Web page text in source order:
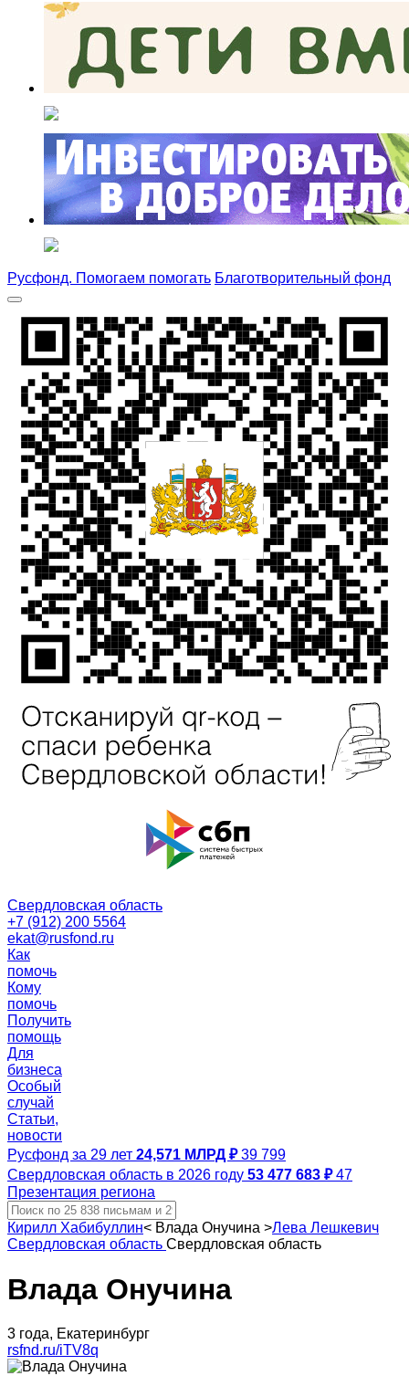
Русфонд. Помогаем помогать Благотворительный фонд
Свердловская область
+7 (912) 200 5564
ekat@rusfond.ru
Как
помочь
Кому
помочь
Получить
помощь
Для
бизнеса
Особый
случай
Статьи,
новости
Русфонд за 29 лет 24,571 МЛРД ₽ 39 799
Свердловская область в 2026 году 53 477 683 ₽ 47
Презентация региона
Кирилл Хабибуллин< Влада Онучина >Лева Лешкевич
Свердловская область Свердловская область
Влада Онучина
3 года, Екатеринбург
rsfnd.ru/iTV8q